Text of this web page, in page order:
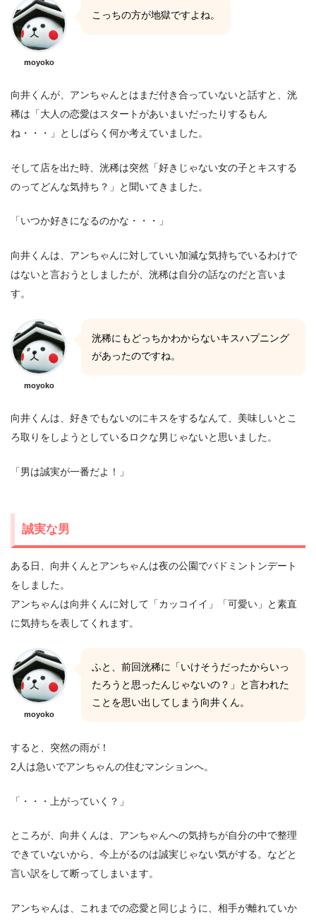
moyoko
こっちの方が地獄ですよね。
向井くんが、アンちゃんとはまだ付き合っていないと話すと、洸
稀は「大人の恋愛はスタートがあいまいだったりするもん
ね・・・」としばらく何か考えていました。
そして店を出た時、洸稀は突然「好きじゃない女の子とキスする
のってどんな気持ち？」と聞いてきました。
「いつか好きになるのかな・・・」
向井くんは、アンちゃんに対していい加減な気持ちでいるわけで
はないと言おうとしましたが、洸稀は自分の話なのだと言いま
す。
moyoko
洸稀にもどっちかわからないキスハプニング
があったのですね。
向井くんは、好きでもないのにキスをするなんて、美味しいとこ
ろ取りをしようとしているロクな男じゃないと思いました。
「男は誠実が一番だよ！」
誠実な男
ある日、向井くんとアンちゃんは夜の公園でバドミントンデート
をしました。
アンちゃんは向井くんに対して「カッコイイ」「可愛い」と素直
に気持ちを表してくれます。
moyoko
ふと、前回洸稀に「いけそうだったからいっ
たろうと思ったんじゃないの？」と言われた
ことを思い出してしまう向井くん。
すると、突然の雨が！
2人は急いでアンちゃんの住むマンションへ。
「・・・上がっていく？」
ところが、向井くんは、アンちゃんへの気持ちが自分の中で整理
できていないから、今上がるのは誠実じゃない気がする。などと
言い訳をして断ってしまいます。
アンちゃんは、これまでの恋愛と同じように、相手が離れていか